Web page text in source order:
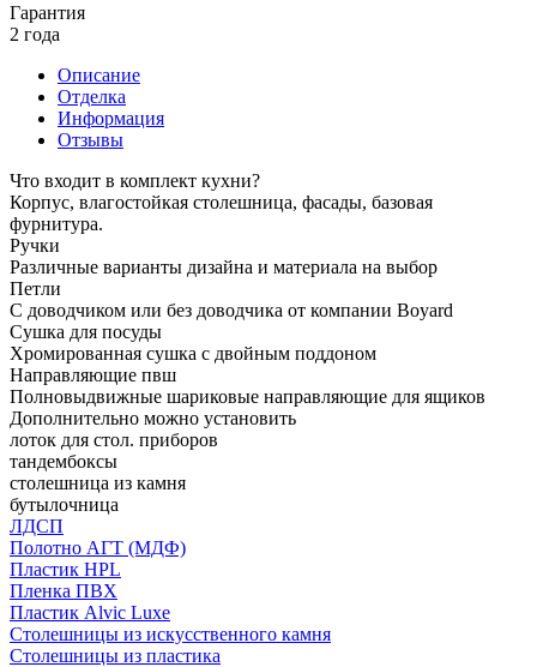
Гарантия
2 года
Описание
Отделка
Информация
Отзывы
Что входит в комплект кухни?
Корпус, влагостойкая столешница, фасады, базовая
фурнитура.
Ручки
Различные варианты дизайна и материала на выбор
Петли
С доводчиком или без доводчика от компании Boyard
Сушка для посуды
Хромированная сушка с двойным поддоном
Направляющие пвш
Полновыдвижные шариковые направляющие для ящиков
Дополнительно можно установить
лоток для стол. приборов
тандембоксы
столешница из камня
бутылочница
ЛДСП
Полотно АГТ (МДФ)
Пластик HPL
Пленка ПВХ
Пластик Alvic Luxe
Столешницы из искусственного камня
Столешницы из пластика